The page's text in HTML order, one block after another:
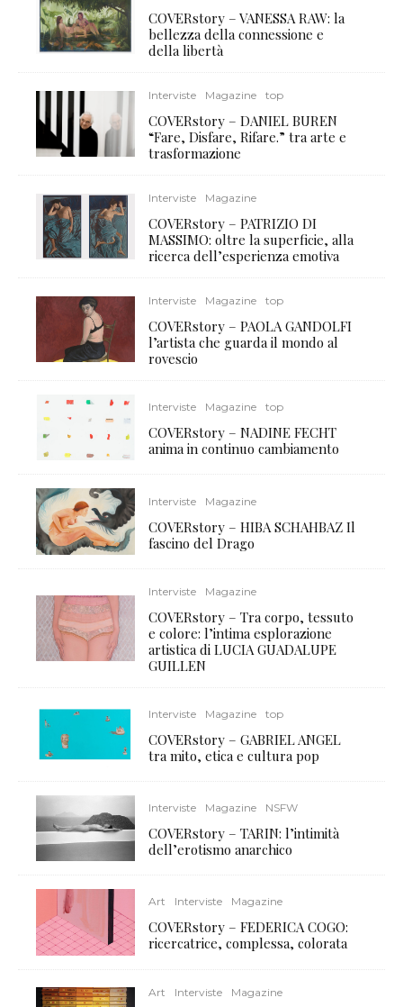
COVERstory – VANESSA RAW: la
bellezza della connessione e
della libertà
Interviste Magazine top
COVERstory – DANIEL BUREN
“Fare, Disfare, Rifare.” tra arte e
trasformazione
Interviste Magazine
COVERstory – PATRIZIO DI
MASSIMO: oltre la superficie, alla
ricerca dell’esperienza emotiva
Interviste Magazine top
COVERstory – PAOLA GANDOLFI
l’artista che guarda il mondo al
rovescio
Interviste Magazine top
COVERstory – NADINE FECHT
anima in continuo cambiamento
Interviste Magazine
COVERstory – HIBA SCHAHBAZ Il
fascino del Drago
Interviste Magazine
COVERstory – Tra corpo, tessuto
e colore: l’intima esplorazione
artistica di LUCIA GUADALUPE
GUILLEN
Interviste Magazine top
COVERstory – GABRIEL ANGEL
tra mito, etica e cultura pop
Interviste Magazine NSFW
COVERstory – TARIN: l’intimità
dell’erotismo anarchico
Art Interviste Magazine
COVERstory – FEDERICA COGO:
ricercatrice, complessa, colorata
Art Interviste Magazine